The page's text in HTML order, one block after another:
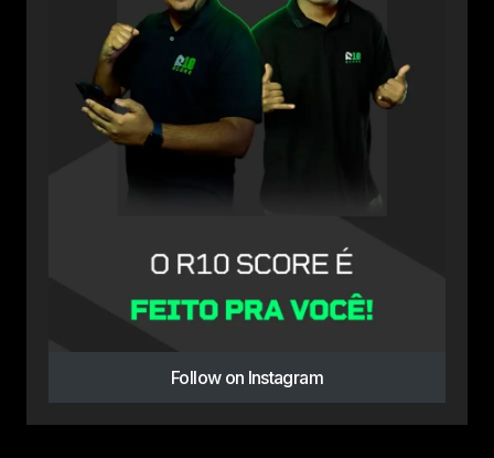
Follow on Instagram